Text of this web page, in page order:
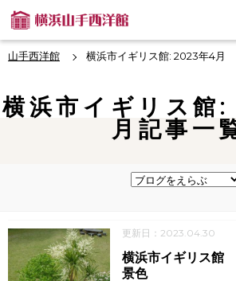
山手西洋館 横浜市イギリス館: 2023年4月
横浜市イギリス
月記事一
更新日：2023.04.30
横浜市イギリス館
景色